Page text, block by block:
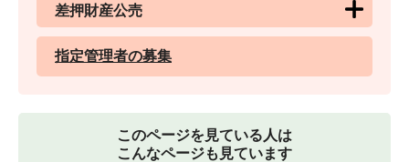
差押財産公売
指定管理者の募集
このページを見ている人は
こんなページも見ています